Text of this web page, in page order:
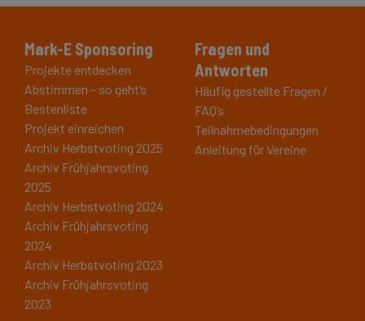
Mark-E Sponsoring
Projekte entdecken
Abstimmen – so geht’s
Bestenliste
Projekt einreichen
Archiv Herbstvoting 2025
Archiv Frühjahrsvoting
2025
Archiv Herbstvoting 2024
Archiv Frühjahrsvoting
2024
Archiv Herbstvoting 2023
Archiv Frühjahrsvoting
2023
Fragen und
Antworten
Häufig gestellte Fragen /
FAQ’s
Teilnahmebedingungen
Anleitung für Vereine